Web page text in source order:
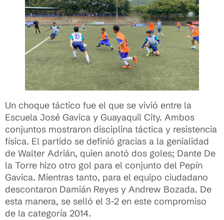
Un choque táctico fue el que se vivió entre la
Escuela José Gavica y Guayaquil City. Ambos
conjuntos mostraron disciplina táctica y resistencia
física. El partido se definió gracias a la genialidad
de Walter Adrián, quien anotó dos goles; Dante De
la Torre hizo otro gol para el conjunto del Pepín
Gavica. Mientras tanto, para el equipo ciudadano
descontaron Damián Reyes y Andrew Bozada. De
esta manera, se selló el 3-2 en este compromiso
de la categoría 2014.